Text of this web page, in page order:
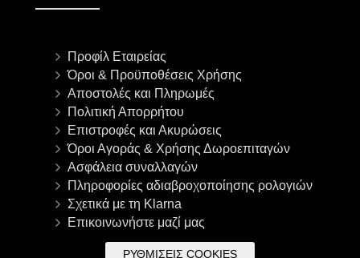
Προφίλ Εταιρείας
Όροι & Προϋποθέσεις Χρήσης
Αποστολές και Πληρωμές
Πολιτική Απορρήτου
Επιστροφές και Ακυρώσεις
Όροι Αγοράς & Χρήσης Δωροεπιταγών
Ασφάλεια συναλλαγών
Πληροφορίες αδιαβροχοποίησης ρολογιών
Σχετικά με τη Klarna
Επικοινωνήστε μαζί μας
ΡΥΘΜΊΣΕΙΣ COOKIES